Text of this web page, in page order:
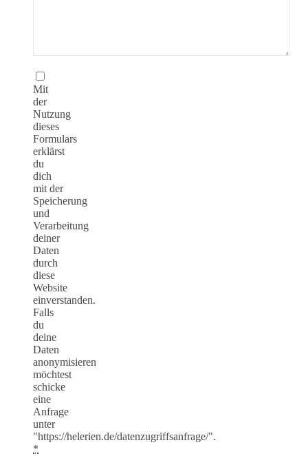
Mit
der
Nutzung
dieses
Formulars
erklärst
du
dich
mit der
Speicherung
und
Verarbeitung
deiner
Daten
durch
diese
Website
einverstanden.
Falls
du
deine
Daten
anonymisieren
möchtest
schicke
eine
Anfrage
unter
"https://helerien.de/datenzugriffsanfrage/".
*